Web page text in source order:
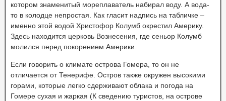
котором знаменитый мореплаватель набирал воду. А вода-
то в колодце непростая. Как гласит надпись на табличке –
именно этой водой Христофор Колумб окрестил Америку.
Здесь находится церковь Вознесения, где сеньор Колумб
молился перед покорением Америки.
Если говорить о климате острова Гомера, то он не
отличается от Тенерифе. Остров также окружен высокими
горами, которые легко сдерживают облака и погода на
Гомере сухая и жаркая (К сведению туристов, на острове